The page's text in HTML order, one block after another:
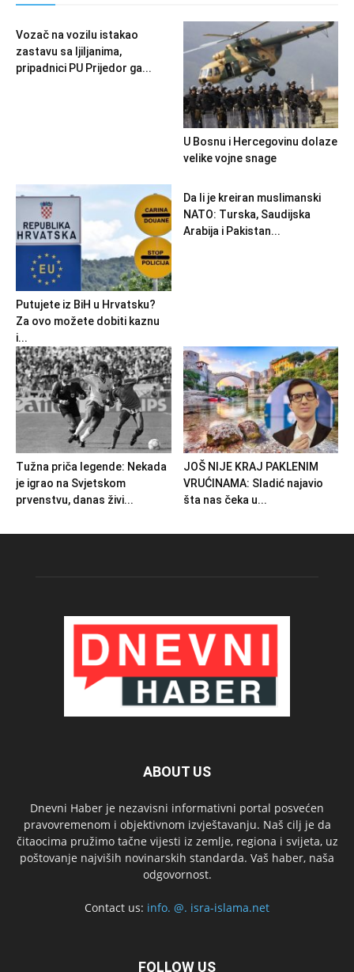
Vozač na vozilu istakao
zastavu sa ljiljanima,
pripadnici PU Prijedor ga...
U Bosnu i Hercegovinu dolaze
velike vojne snage
Putujete iz BiH u Hrvatsku?
Za ovo možete dobiti kaznu
i...
Da li je kreiran muslimanski
NATO: Turska, Saudijska
Arabija i Pakistan...
Tužna priča legende: Nekada
je igrao na Svjetskom
prvenstvu, danas živi...
JOŠ NIJE KRAJ PAKLENIM
VRUĆINAMA: Sladić najavio
šta nas čeka u...
ABOUT US
Dnevni Haber je nezavisni informativni portal posvećen
pravovremenom i objektivnom izvještavanju. Naš cilj je da
čitaocima pružimo tačne vijesti iz zemlje, regiona i svijeta, uz
poštovanje najviših novinarskih standarda. Vaš haber, naša
odgovornost.
Contact us: info. @. isra-islama.net
FOLLOW US